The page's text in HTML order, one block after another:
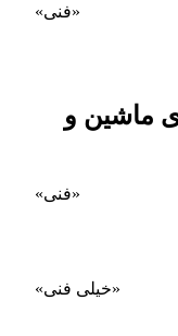
«فنی»
ماشین و
«فنی»
«خیلی فنی»